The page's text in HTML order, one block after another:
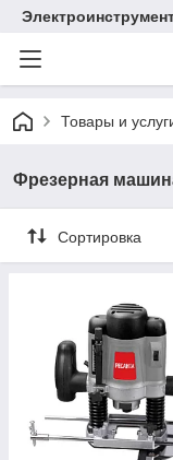
Товары и
Фрезерная
Сортировка